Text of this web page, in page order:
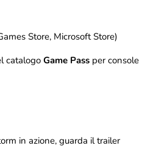
Store, Microsoft Store)
catalogo Game Pass per console
in azione, guarda il trailer